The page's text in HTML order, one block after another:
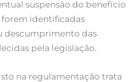
suspensão do benefício
forem identificadas
descumprimento das
pela legislação.
na regulamentação trata